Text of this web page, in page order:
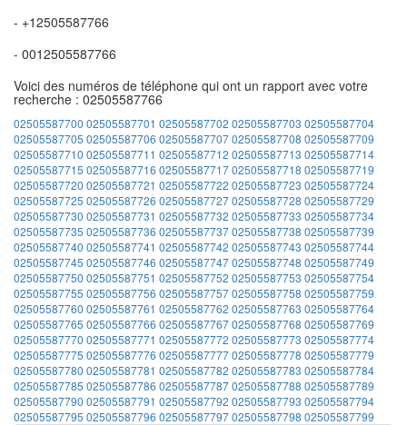
- +12505587766
- 0012505587766
Voici des numéros de téléphone qui ont un rapport avec votre
recherche : 02505587766
02505587700 02505587701 02505587702 02505587703 02505587704
02505587705 02505587706 0250558770702505587708 02505587709
02505587710 02505587711 02505587712 02505587713 02505587714
02505587715 02505587716 0250558771702505587718 02505587719
02505587720 02505587721 02505587722 02505587723 02505587724
02505587725 02505587726 0250558772702505587728 02505587729
02505587730 02505587731 02505587732 02505587733 02505587734
02505587735 02505587736 0250558773702505587738 02505587739
02505587740 02505587741 02505587742 02505587743 02505587744
02505587745 02505587746 0250558774702505587748 02505587749
02505587750 02505587751 02505587752 02505587753 02505587754
02505587755 02505587756 0250558775702505587758 02505587759
02505587760 02505587761 02505587762 02505587763 02505587764
02505587765 02505587766 0250558776702505587768 02505587769
02505587770 02505587771 02505587772 02505587773 02505587774
02505587775 02505587776 0250558777702505587778 02505587779
02505587780 02505587781 02505587782 02505587783 02505587784
02505587785 02505587786 0250558778702505587788 02505587789
02505587790 02505587791 02505587792 02505587793 02505587794
02505587795 02505587796 0250558779702505587798 02505587799